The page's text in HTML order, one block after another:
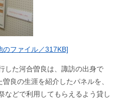
ファイル／317KB]
した河合曽良は、諏訪の出身で
良の生涯を紹介したパネルを、
などで利用してもらえるよう貸し